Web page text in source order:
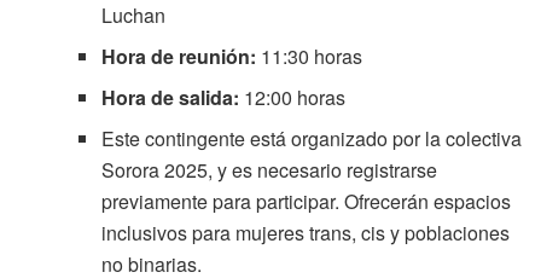
Luchan
Hora de reunión: 11:30 horas
Hora de salida: 12:00 horas
Este contingente está organizado por la colectiva
Sorora 2025, y es necesario registrarse
previamente para participar. Ofrecerán espacios
inclusivos para mujeres trans, cis y poblaciones
no binarias.